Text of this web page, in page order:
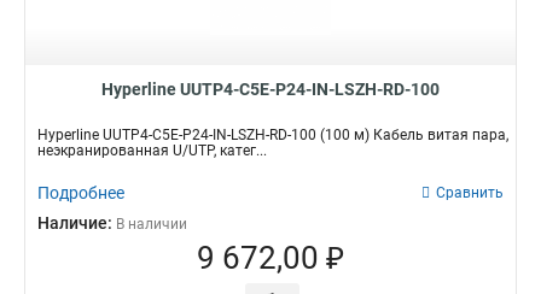
Hyperline UUTP4-C5E-P24-IN-LSZH-RD-100
Hyperline UUTP4-C5E-P24-IN-LSZH-RD-100 (100 м) Кабель витая пара,
неэкранированная U/UTP, катег...
Подробнее Сравнить
Наличие: В наличии
9 672,00 ₽